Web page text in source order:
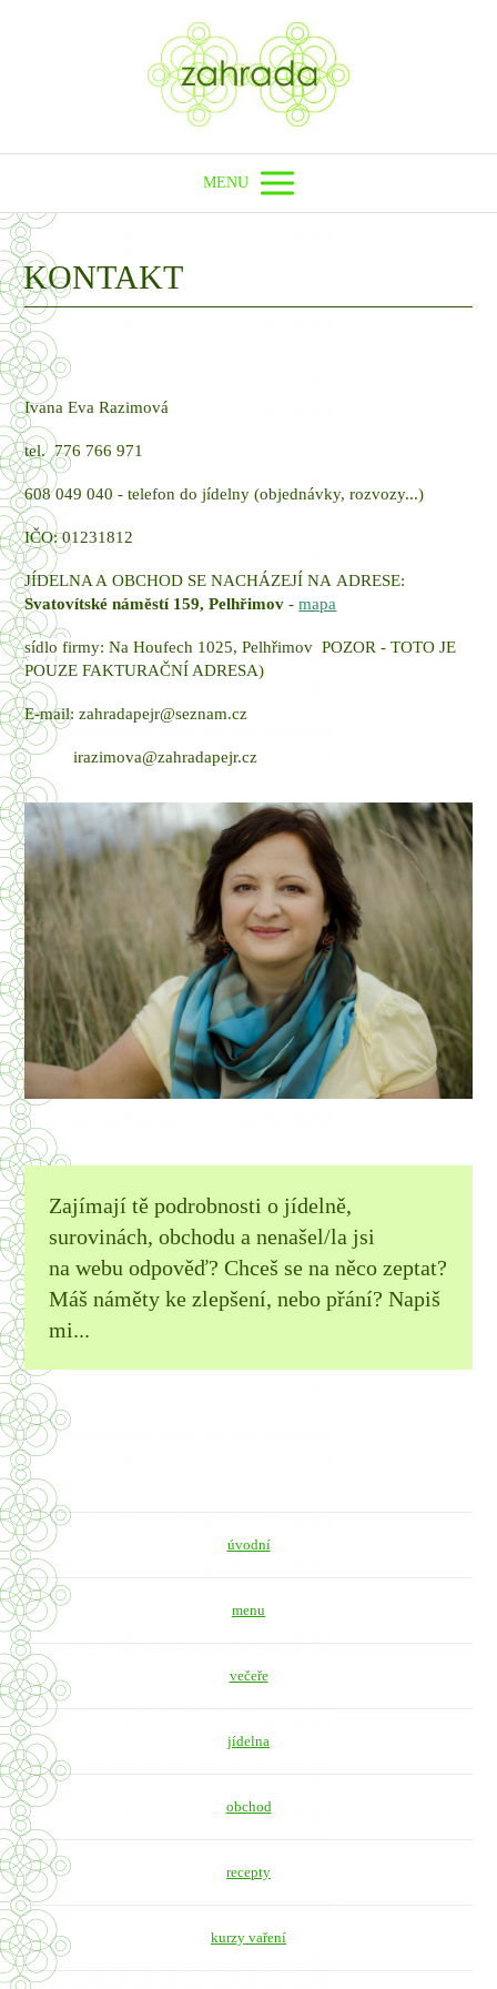
MENU
KONTAKT
Ivana Eva Razimová
tel. 776 766 971
608 049 040 - telefon do jídelny (objednávky, rozvozy...)
IČO: 01231812
JÍDELNA A OBCHOD SE NACHÁZEJÍ NA ADRESE:
Svatovítské náměstí 159, Pelhřimov -mapa
sídlo firmy: Na Houfech 1025, Pelhřimov POZOR - TOTO JE
POUZE FAKTURAČNÍ ADRESA)
E-mail: zahradapejr@seznam.cz
irazimova@zahradapejr.cz
Zajímají tě podrobnosti o jídelně,
surovinách, obchodu a nenašel/la jsi
na webu odpověď? Chceš se na něco zeptat?
Máš náměty ke zlepšení, nebo přání? Napiš
mi...
úvodní
menu
večeře
jídelna
obchod
recepty
kurzy vaření